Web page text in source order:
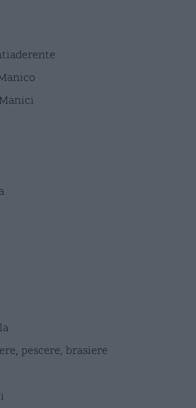
pescere, brasiere